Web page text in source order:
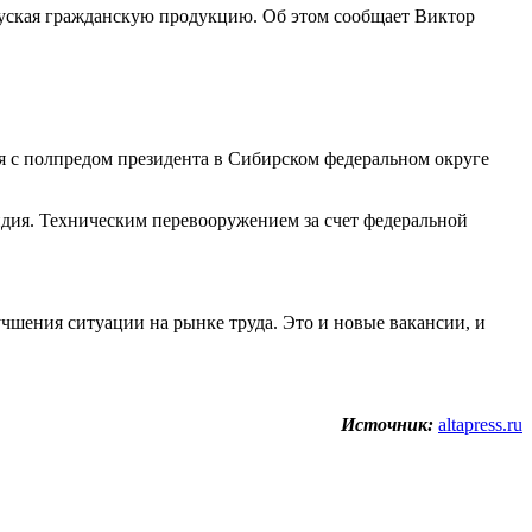
гражданскую продукцию. Об этом сообщает Виктор
полпредом президента в Сибирском федеральном округе
Техническим перевооружением за счет федеральной
ситуации на рынке труда. Это и новые вакансии, и
Источник: altapress.ru